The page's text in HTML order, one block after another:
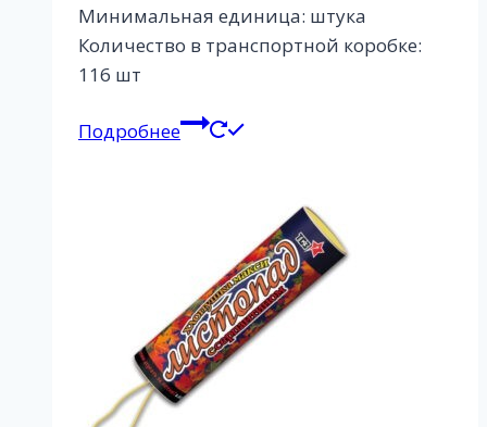
Минимальная единица: штука
Количество в транспортной коробке:
116 шт
Подробнее